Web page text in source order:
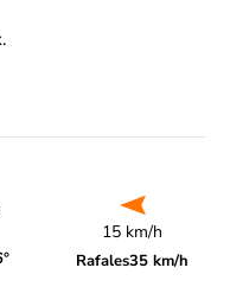
15 km/h
Rafales35 km/h